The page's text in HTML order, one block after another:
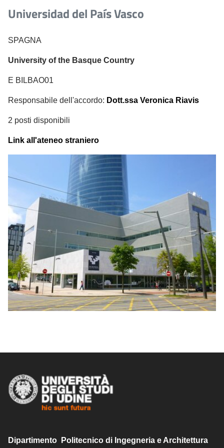
Universidad del País Vasco
SPAGNA
University of the Basque Country
E BILBAO01
Responsabile dell'accordo: Dott.ssa Veronica Riavis
2 posti disponibili
Link all'ateneo straniero
Dipartimento Politecnico di Ingegneria e Architettura